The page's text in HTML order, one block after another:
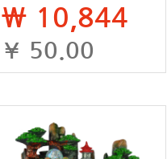
₩ 10,844
¥ 50.00